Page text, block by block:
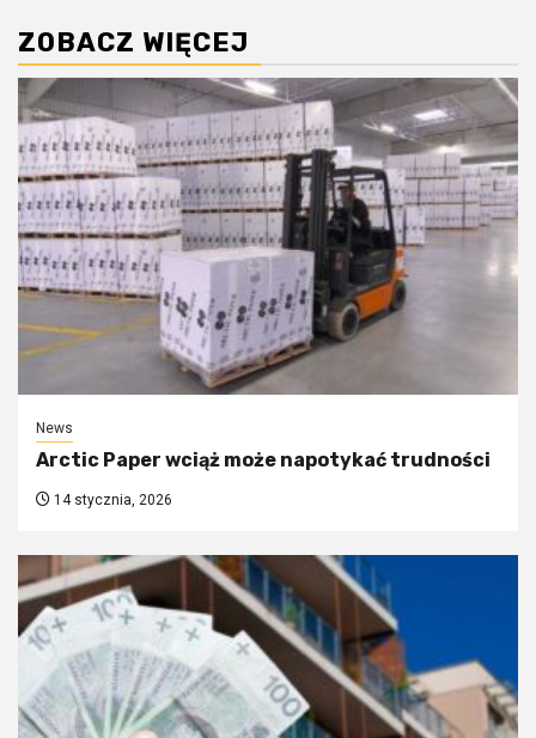
ZOBACZ WIĘCEJ
News
Arctic Paper wciąż może napotykać trudności
14 stycznia, 2026